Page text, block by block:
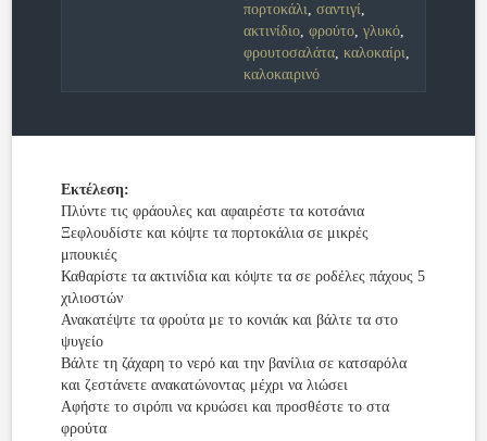
πορτοκάλι, σαντιγί,
ακτινίδιο, φρούτο, γλυκό,
φρουτοσαλάτα, καλοκαίρι,
καλοκαιρινό
Εκτέλεση:
Πλύντε τις φράουλες και αφαιρέστε τα κοτσάνια
Ξεφλουδίστε και κόψτε τα πορτοκάλια σε μικρές
μπουκιές
Καθαρίστε τα ακτινίδια και κόψτε τα σε ροδέλες πάχους 5
χιλιοστών
Ανακατέψτε τα φρούτα με το κονιάκ και βάλτε τα στο
ψυγείο
Βάλτε τη ζάχαρη το νερό και την βανίλια σε κατσαρόλα
και ζεστάνετε ανακατώνοντας μέχρι να λιώσει
Αφήστε το σιρόπι να κρυώσει και προσθέστε το στα
φρούτα